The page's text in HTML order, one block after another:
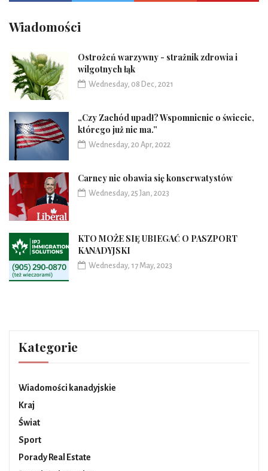
Wiadomości
Ostrożeń warzywny - strażnik zdrowia i
wilgotnych łąk
Wednesday, 08 Dec, 2021
„Czy Zachód upadł? Wspomnienie o świecie,
którego już nie ma.”
Wednesday, 20 Apr, 2022
Carney nie obawia się konserwatystów
Wednesday, 25 Jan, 2023
KTO MOŻE SIĘ UBIEGAĆ O PASZPORT
KANADYJSKI
Wednesday, 17 May, 2023
Kategorie
Wiadomości kanadyjskie
Kraj
Świat
Sport
Porady Real Estate